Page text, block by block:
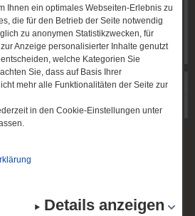
Ihnen ein optimales Webseiten-Erlebnis zu
die für den Betrieb der Seite notwendig
zu anonymen Statistikzwecken, für
Anzeige personalisierter Inhalte genutzt
welche Kategorien Sie
Sie, dass auf Basis Ihrer
mehr alle Funktionalitäten der Seite zur
in den Cookie-Einstellungen unter
Details anzeigen
00:00 Uhr
Gottleuba